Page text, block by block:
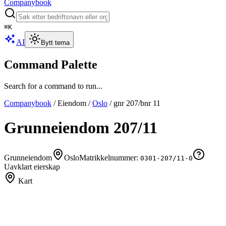
Companybook
⌘K
AI Bytt tema
Command Palette
Search for a command to run...
Companybook /Eiendom /Oslo / gnr 207/bnr 11
Grunneiendom 207/11
Grunneiendom OsloMatrikkelnummer: 0301-207/11-0
Uavklart eierskap
Kart